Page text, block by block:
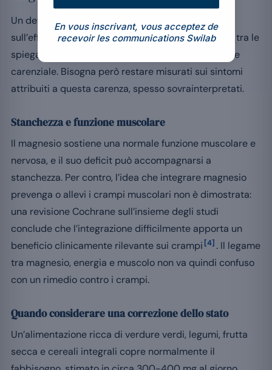
Un deficit cronico di magnesio può ripercuotersi
sull’efficienza del metabolismo energetico e figura tra le
spiegazioni di una stanchezza persistente di origine
carenziale. Bisogna però restare misurati sui sintomi
attribuiti a questa carenza, spesso sovrainterpretati.
Stanchezza e funzione muscolare
Il magnesio sostiene una normale funzione muscolare e
nervosa, e il suo deficit può accompagnarsi a
stanchezza. Per contro, l’idea che integrare magnesio
prevenga o allevi i crampi muscolari non è dimostrata:
una revisione Cochrane sull’insieme degli studi
conclude che l’integrazione difficilmente apporta un
beneficio clinicamente rilevante sui crampi [4] . Il legame
tra magnesio, energia e muscolo non va quindi confuso
con un rimedio contro i crampi.
Quando considerare una correzione dello stato
Un’alimentazione ricca di verdure verdi, legumi, frutta
secca e cereali integrali copre normalmente il
En vous inscrivant, vous acceptez de
recevoir les communications Swilab